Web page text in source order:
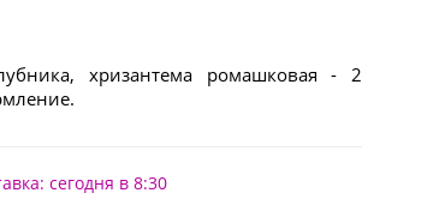
хризантема ромашковая - 2
сегодня в 8:30